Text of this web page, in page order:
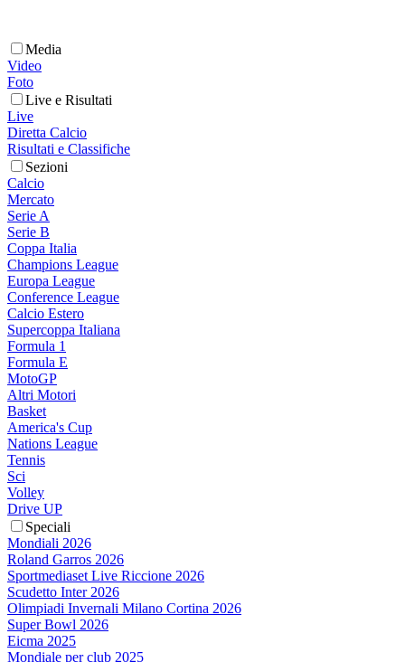
Media
Video
Foto
Live e Risultati
Live
Diretta Calcio
Risultati e Classifiche
Sezioni
Calcio
Mercato
Serie A
Serie B
Coppa Italia
Champions League
Europa League
Conference League
Calcio Estero
Supercoppa Italiana
Formula 1
Formula E
MotoGP
Altri Motori
Basket
America's Cup
Nations League
Tennis
Sci
Volley
Drive UP
Speciali
Mondiali 2026
Roland Garros 2026
Sportmediaset Live Riccione 2026
Scudetto Inter 2026
Olimpiadi Invernali Milano Cortina 2026
Super Bowl 2026
Eicma 2025
Mondiale per club 2025